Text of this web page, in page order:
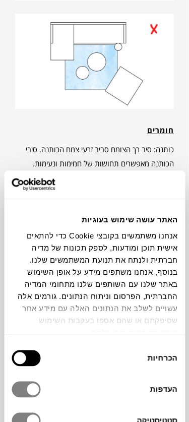
האתר עושה שימוש בעוגיות
אנחנו משתמשים בקובצי Cookie כדי להתאים
אישית תוכן ומודעות, לספק תכונות של מדיה
חברתית ולנתח את תנועת המשתמשים שלנו.
בנוסף, אנחנו משתפים מידע על אופן השימוש
באתר שלנו עם השותפים שלנו מתחומי המדיה
החברתית, הפרסום וניתוח הנתונים. גורמים אלה
עשויים לשלב את הנתונים האלה עם מידע אחר
שסיפקתם או שהם אספו בעקבות השימוש
הסכמה
הכרחיות
העדפות
חומרים
כותנה: סיב רך הצומח סביב זרעי צמח הכותנה. סיבי
הכותנה מאפשרים תחושות של חמימות ונעימות.
שטיחים מכותנה מתאימים לכל אזור שבו תרצו לשבת
או ללכת. הם נעימים לרגליים יחפות, וגם להליכה או
צמר: סיב המופק משיער כבשים. בדרך כלל הסיבים
מעובדים. שטיחים מצמר נחשבים ליוקרתיים ולאלגנטיים
וגם לרכים ועמידים.